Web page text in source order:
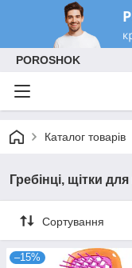
POROSHOK
Каталог товарів
Гребінці, щітки
Сортування
–15%